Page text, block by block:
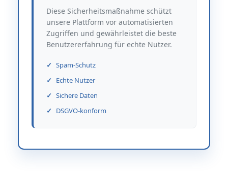
Diese Sicherheitsmaßnahme schützt
unsere Plattform vor automatisierten
Zugriffen und gewährleistet die beste
Benutzererfahrung für echte Nutzer.
Spam-Schutz
Echte Nutzer
Sichere Daten
DSGVO-konform